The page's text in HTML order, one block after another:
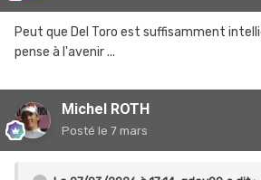
Peut que Del Toro est suffisamment
pense à l'avenir ...
Michel ROTH
Posté le 7 mars